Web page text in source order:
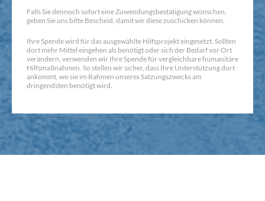
Falls Sie dennoch sofort eine Zuwendungsbestätigung wünschen,
geben Sie uns bitte Bescheid, damit wir diese zuschicken können.
Ihre Spende wird für das ausgewählte Hilfsprojekt eingesetzt. Sollten
dort mehr Mittel eingehen als benötigt oder sich der Bedarf vor Ort
verändern, verwenden wir Ihre Spende für vergleichbare humanitäre
Hilfsmaßnahmen. So stellen wir sicher, dass Ihre Unterstützung dort
ankommt, wo sie im Rahmen unseres Satzungszwecks am
dringendsten benötigt wird.